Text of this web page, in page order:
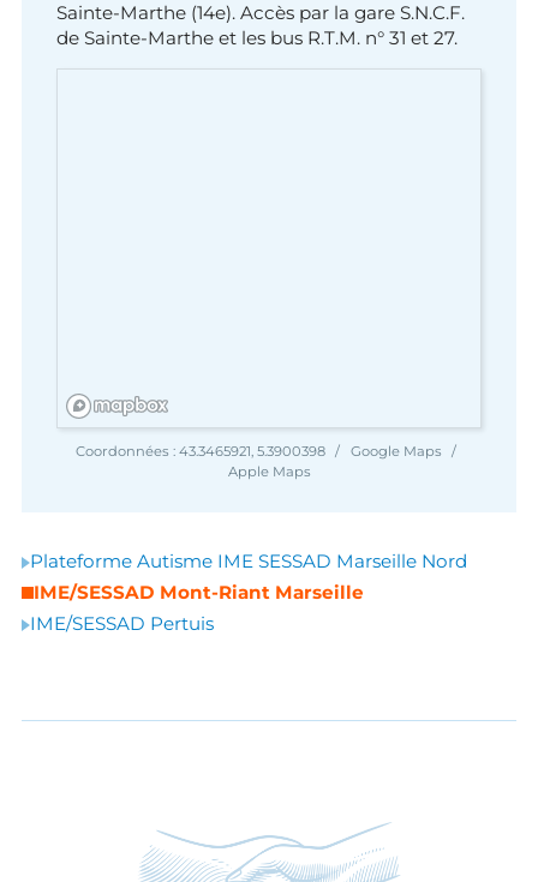
Sainte-Marthe (14e). Accès par la gare S.N.C.F.
de Sainte-Marthe et les bus R.T.M. n° 31 et 27.
Coordonnées : 43.3465921, 5.3900398
Google Maps
Apple Maps
Plateforme Autisme IME SESSAD Marseille Nord
IME/SESSAD Mont-Riant Marseille
IME/SESSAD Pertuis